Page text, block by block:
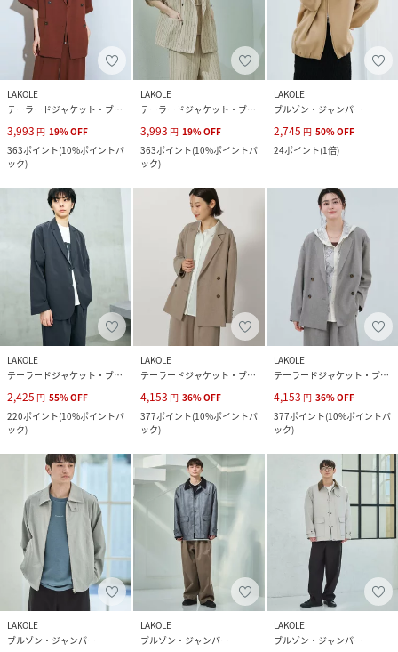
LAKOLE
テーラードジャケット・ブレザー
3,993 円 19%OFF
363ポイント(10%ポイントバ
ック)
LAKOLE
テーラードジャケット・ブレザー
3,993 円 19%OFF
363ポイント(10%ポイントバ
ック)
LAKOLE
ブルゾン・ジャンパー
2,745 円 50%OFF
24ポイント(1倍)
LAKOLE
テーラードジャケット・ブレザー
2,425 円 55%OFF
220ポイント(10%ポイントバ
ック)
LAKOLE
テーラードジャケット・ブレザー
4,153 円 36%OFF
377ポイント(10%ポイントバ
ック)
LAKOLE
テーラードジャケット・ブレザー
4,153 円 36%OFF
377ポイント(10%ポイントバ
ック)
LAKOLE
ブルゾン・ジャンパー
LAKOLE
ブルゾン・ジャンパー
LAKOLE
ブルゾン・ジャンパー